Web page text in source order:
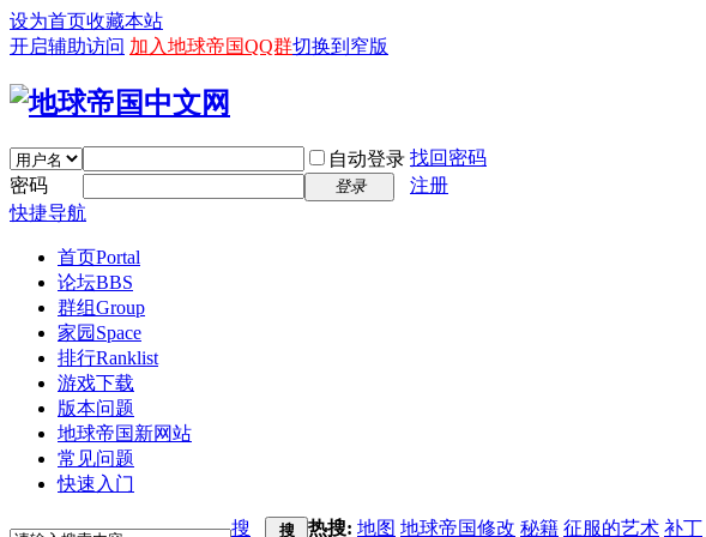
设为首页收藏本站
开启辅助访问 加入地球帝国QQ群切换到窄版
自动登录 找回密码
密码
登录
注册
快捷导航
首页Portal
论坛BBS
群组Group
家园 Space
排行Ranklist
游戏下载
版本问题
地球帝国新网站
常见问题
快速入门
搜 搜 热搜: 地图 地球帝国修改 秘籍 征服的艺术 补丁